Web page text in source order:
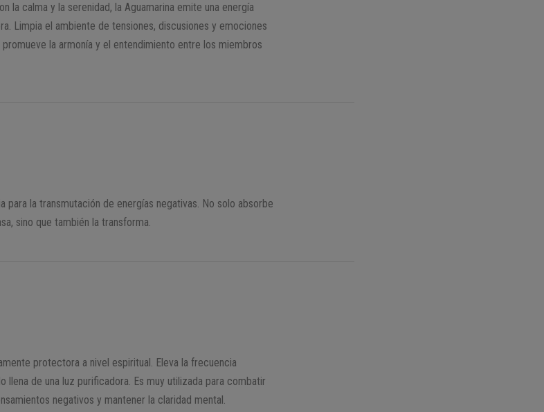
la calma y la serenidad, la Aguamarina emite una energía
Limpia el ambiente de tensiones, discusiones y emociones
la armonía y el entendimiento entre los miembros
para la transmutación de energías negativas. No solo absorbe
sino que también la transforma.
protectora a nivel espiritual. Eleva la frecuencia
llena de una luz purificadora. Es muy utilizada para combatir
negativos y mantener la claridad mental.